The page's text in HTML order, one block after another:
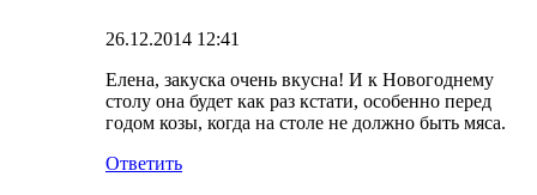
26.12.2014 12:41
Елена, закуска очень вкусна! И к Новогоднему
столу она будет как раз кстати, особенно перед
годом козы, когда на столе не должно быть мяса.
Ответить